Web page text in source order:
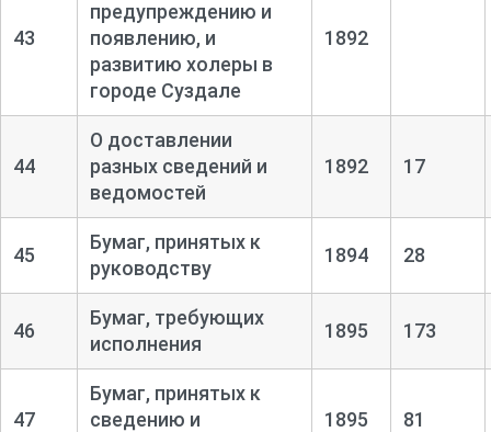
43
предупреждению и
появлению, и
развитию холеры в
городе Суздале
1892
44
О доставлении
разных сведений и
ведомостей
1892 17
45
Бумаг, принятых к
руководству
1894 28
46
Бумаг, требующих
исполнения
1895 173
47
Бумаг, принятых к
сведению и
1895 81